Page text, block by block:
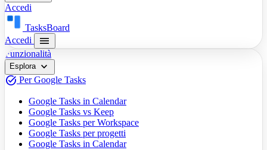
Accedi
TasksBoard
Accedi
menu
Funzionalità
Esplora expand_more
task_alt Per Google Tasks
Google Tasks in Calendar
Google Tasks vs Keep
Google Tasks per Workspace
Google Tasks per progetti
Google Tasks in Calendar